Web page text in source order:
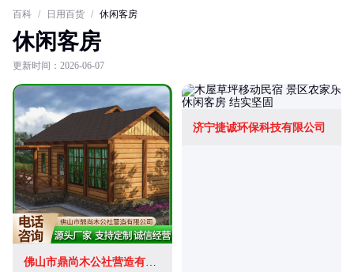
百科 / 日用百货 / 休闲客房
休闲客房
更新时间：2026-06-07
佛山市鼎尚木公社营造有限公司
济宁捷诚环保科技有限公司